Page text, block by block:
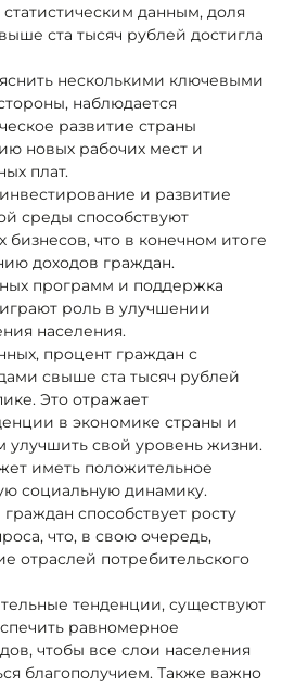
данным, доля
ста тысяч рублей достигла
несколькими ключевыми
наблюдается
развитие страны
новых рабочих мест и
плат.
и развитие
среды способствуют
что в конечном итоге
доходов граждан.
программ и поддержка
роль в улучшении
населения.
процент граждан с
свыше ста тысяч рублей
Это отражает
в экономике страны и
улучшить свой уровень жизни.
иметь положительное
социальную динамику.
способствует росту
что, в свою очередь,
отраслей потребительского
тенденции, существуют
равномерное
чтобы все слои населения
благополучием. Также важно